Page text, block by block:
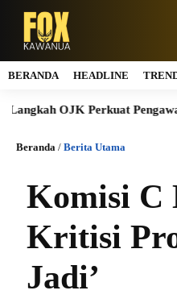
BERANDA HEADLINE
OJK Perkuat Pengawasan
Beranda / Berita Utama
Komisi C
Kritisi
Jadi’